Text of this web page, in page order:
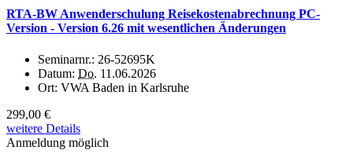
RTA-BW Anwenderschulung Reisekostenabrechnung PC-
Version - Version 6.26 mit wesentlichen Änderungen
Seminarnr.: 26-52695K
Datum: Do. 11.06.2026
Ort: VWA Baden in Karlsruhe
299,00 €
weitere Details
Anmeldung möglich